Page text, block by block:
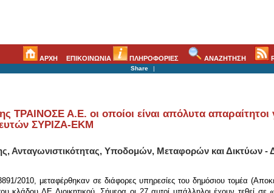
ΑΡΧΗ ΕΠΙΚΟΙΝΩΝΙΑ ΠΛΗΡΟΦΟΡΙΕΣ ΑΝΑΖΗΤΗΣΗ
Share |
ΤΡΑΙΝΟΣΕ Α.Ε. οι οποίοι είναι απόλυτα
ΣΥΡΙΖΑ-ΕΚΜ
Ανταγωνιστικότητας, Υποδομών, Μεταφορών και Δικτύων -
2010, μεταφέρθηκαν σε διάφορες υπηρεσίες του δημόσιου τομέα